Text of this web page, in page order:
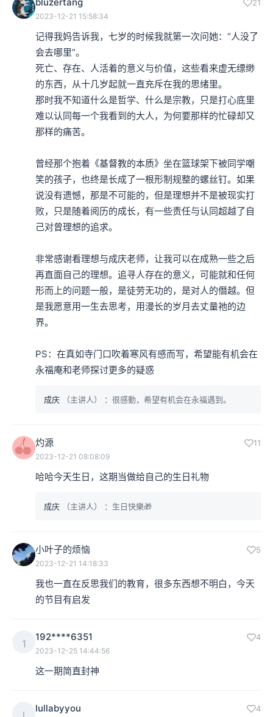
21
2023-12-21 15:58:34
记得我妈告诉我，七岁的时候我就第一次问她：“人没了
会去哪里”。
死亡、存在、人活着的意义与价值，这些看来虚无缥缈
的东西，从十几岁起就一直充斥在我的思绪里。
那时我不知道什么是哲学、什么是宗教，只是打心底里
难以认同每一个我看到的大人，为何要那样的忙碌却又
那样的痛苦。
曾经那个抱着《基督教的本质》坐在篮球架下被同学嘲
笑的孩子，也终是长成了一根形制规整的螺丝钉。如果
说没有遗憾，那是不可能的，但是理想并不是被现实打
败，只是随着阅历的成长，有一些责任与认同超越了自
己对曾理想的追求。
非常感谢看理想与成庆老师，让我可以在成熟一些之后
再直面自己的理想。追寻人存在的意义，可能就和任何
形而上的问题一般，是徒劳无功的，是对人的僭越。但
是我愿意用一生去思考，用漫长的岁月去丈量祂的边
界。
PS：在真如寺门口吹着寒风有感而写，希望能有机会在
永福庵和老师探讨更多的疑惑
成庆 （主讲人） ：很感動，希望有机会在永福遇到。
灼源 11
2023-12-21 08:08:09
哈哈今天生日，这期当做给自己的生日礼物
成庆 （主讲人） ：生日快樂🎁
小叶子的烦恼 5
2023-12-21 14:18:33
我也一直在反思我们的教育，很多东西想不明白，今天
的节目有启发
1
192****6351 4
2023-12-25 14:44:56
这一期简直封神
lullabyyou 4